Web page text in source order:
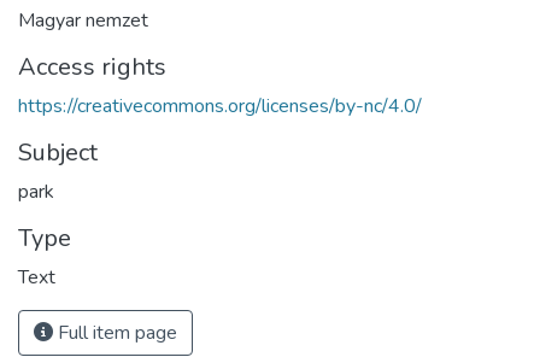
Magyar nemzet
Access rights
https://creativecommons.org/licenses/by-nc/4.0/
Subject
park
Type
Text
Full item page